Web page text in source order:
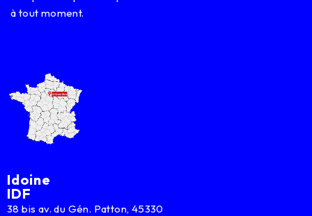
a
à tout moment.
Idoine
IDF
38 bis av. du Gén. Patton, 45330